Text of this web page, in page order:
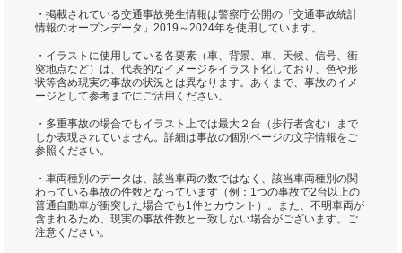
・掲載されている交通事故発生情報は警察庁公開の「交通事故統計
情報のオープンデータ」2019～2024年を使用しています。
・イラストに使用している各要素（車、背景、車、天候、信号、衝
突地点など）は、代表的なイメージをイラスト化しており、色や形
状等含め現実の事故の状況とは異なります。あくまで、事故のイメ
ージとして参考までにご活用ください。
・多重事故の場合でもイラスト上では最大２台（歩行者含む）まで
しか表現されていません。詳細は事故の個別ページの文字情報をご
参照ください。
・車両種別のデータは、該当車両の数ではなく、該当車両種別の関
わっている事故の件数となっています（例：1つの事故で2台以上の
普通自動車が衝突した場合でも1件とカウント）。また、不明車両が
含まれるため、現実の事故件数と一致しない場合がございます。ご
注意ください。